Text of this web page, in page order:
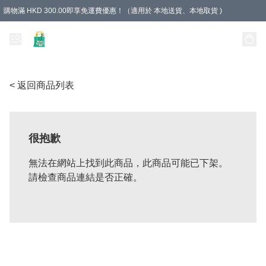
購物滿 HKD 300.00即享免運費優惠！（適用於 本地送貨、本地取貨 )
< 返回商品列表
很抱歉
無法在網站上找到此商品，此商品可能已下架。
請檢查商品連結是否正確。